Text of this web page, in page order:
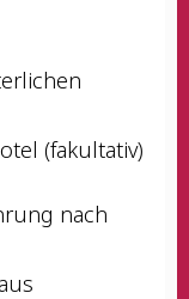
(fakul­ta­tiv)
nach